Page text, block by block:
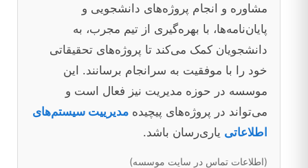
مشاوره و انجام پروژه‌های دانشجویی و
پایان‌نامه‌ها، با بهره‌گیری از تیم مجرب، به
دانشجویان کمک می‌کند تا پروژه‌های تحقیقاتی
خود را با موفقیت به سرانجام برسانند. این
موسسه در حوزه مدیریت نیز فعال است و
می‌تواند در پروژه‌های پیچیده مدیرییت سیستم‌های
اطلاعاتی یاری‌رسان باشد.
(اطلاعات تماس در سایت موسسه)